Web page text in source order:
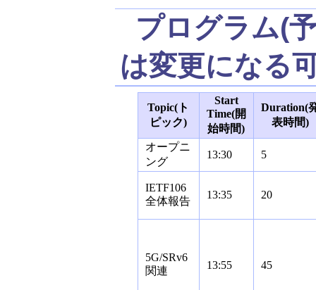
プログラム(
は変更になる
Topic(ト
ピック)
Start
Time(開
始時間)
Duration(
表時間)
オープニ
ング
13:30 5
IETF106
全体報告
13:35 20
5G/SRv6
関連
13:55 45